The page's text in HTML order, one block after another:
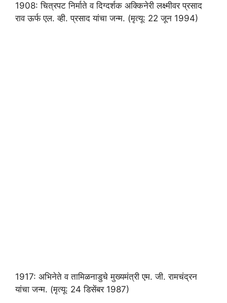
1908: चित्रपट निर्माते व दिग्दर्शक अक्किनेरी लक्ष्मीवर प्रसाद
राव ऊर्फ एल. व्ही. प्रसाद यांचा जन्म. (मृत्यू: 22 जून 1994)
1917: अभिनेते व तामिळनाडुचे मुख्यमंत्री एम. जी. रामचंद्रन
यांचा जन्म. (मृत्यू: 24 डिसेंबर 1987)